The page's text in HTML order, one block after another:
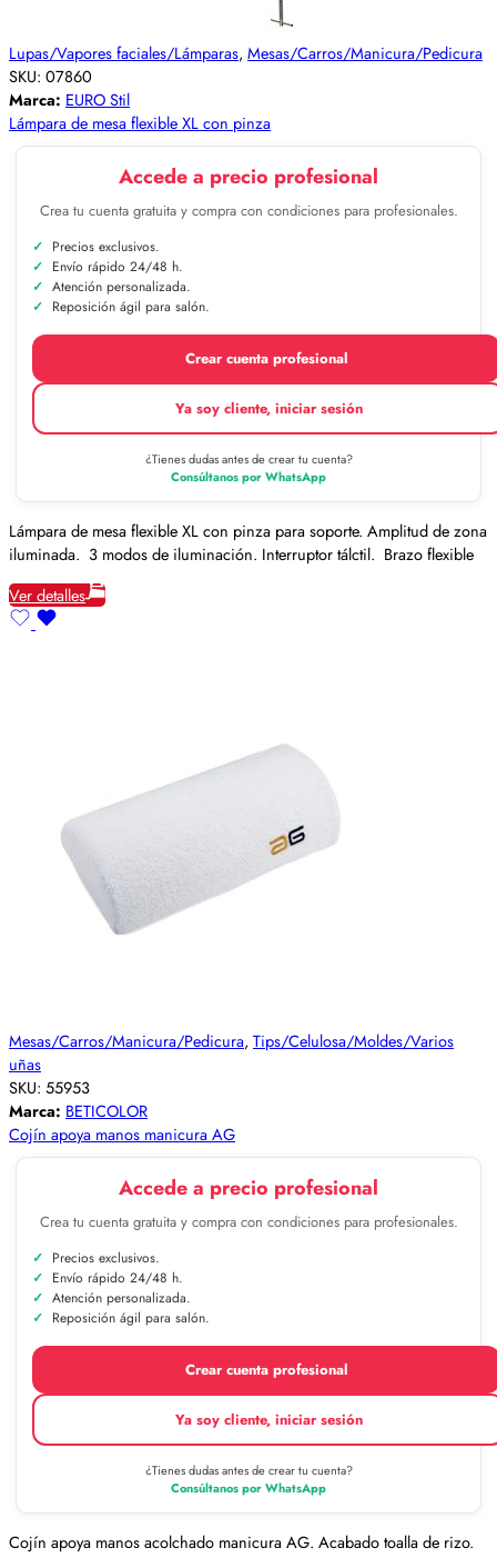
Lupas/Vapores faciales/Lámparas, Mesas/Carros/Manicura/Pedicura
SKU: 07860
Marca: EURO Stil
Lámpara de mesa flexible XL con pinza
Accede a precio profesional
Crea tu cuenta gratuita y compra con condiciones para profesionales.
Precios exclusivos.
Envío rápido 24/48 h.
Atención personalizada.
Reposición ágil para salón.
Crear cuenta profesional
Ya soy cliente, iniciar sesión
¿Tienes dudas antes de crear tu cuenta?
Consúltanos por WhatsApp
Lámpara de mesa flexible XL con pinza para soporte. Amplitud de zona
iluminada. 3 modos de iluminación. Interruptor tálctil. Brazo flexible
Ver detalles
Mesas/Carros/Manicura/Pedicura, Tips/Celulosa/Moldes/Varios
uñas
SKU: 55953
Marca: BETICOLOR
Cojín apoya manos manicura AG
Accede a precio profesional
Crea tu cuenta gratuita y compra con condiciones para profesionales.
Precios exclusivos.
Envío rápido 24/48 h.
Atención personalizada.
Reposición ágil para salón.
Crear cuenta profesional
Ya soy cliente, iniciar sesión
¿Tienes dudas antes de crear tu cuenta?
Consúltanos por WhatsApp
Cojín apoya manos acolchado manicura AG. Acabado toalla de rizo.